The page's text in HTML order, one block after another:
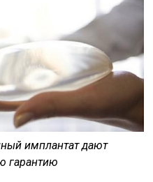
имплантат дают
гарантию